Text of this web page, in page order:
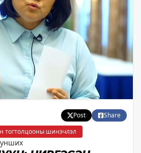
Post
Share
тогтолцооны шинэчлэл